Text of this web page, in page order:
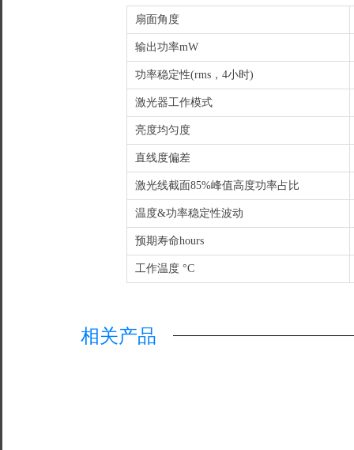
扇面角度
输出功率mW
功率稳定性(rms，4小时)
激光器工作模式
亮度均匀度
直线度偏差
激光线截面85%峰值高度功率占比
温度&功率稳定性波动
预期寿命hours
工作温度 °C
相关产品